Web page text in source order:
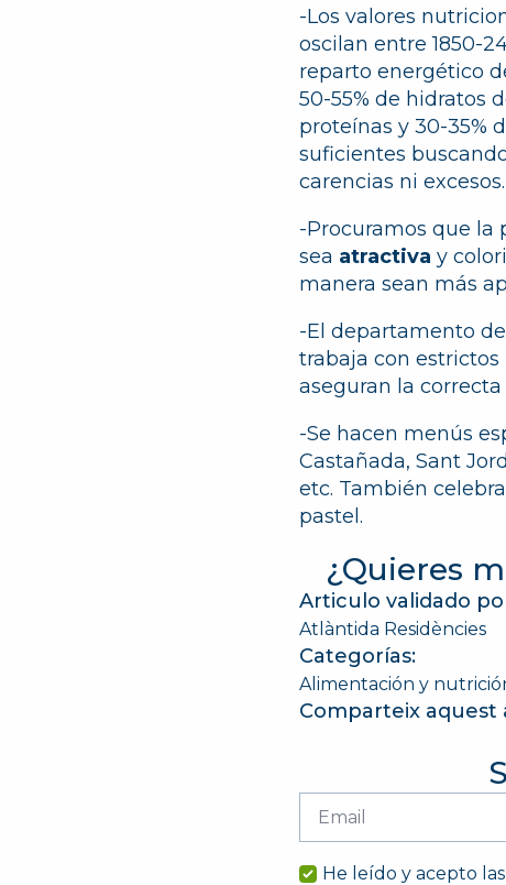
-Los valores
oscilan entre 1850-
reparto energético
50-55% de hidratos
proteínas y 30-35%
suficientes
carencias ni excesos.
-Procuramos que la
sea atractiva y
manera sean más
-El departamento
trabaja con
aseguran la correcta
-Se hacen menús
Castañada, Sant
etc. También
pastel.
¿Quieres
Articulo validado
Atlàntida Residències
Categorías:
Alimentación y
Comparteix aquest
He leído y acepto